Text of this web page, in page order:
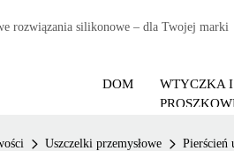
rozwiązania silikonowe – dla Twojej marki
DOM
WTYCZKA
Uszczelki przemysłowe Pierścień